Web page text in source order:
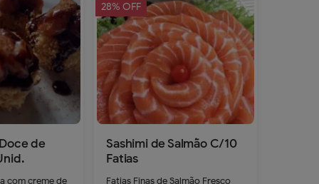
remove add remove
de
com creme de
28% OFF
Sashimi de Salmão C/10
Fatias
Fatias Finas de Salmão Fresco